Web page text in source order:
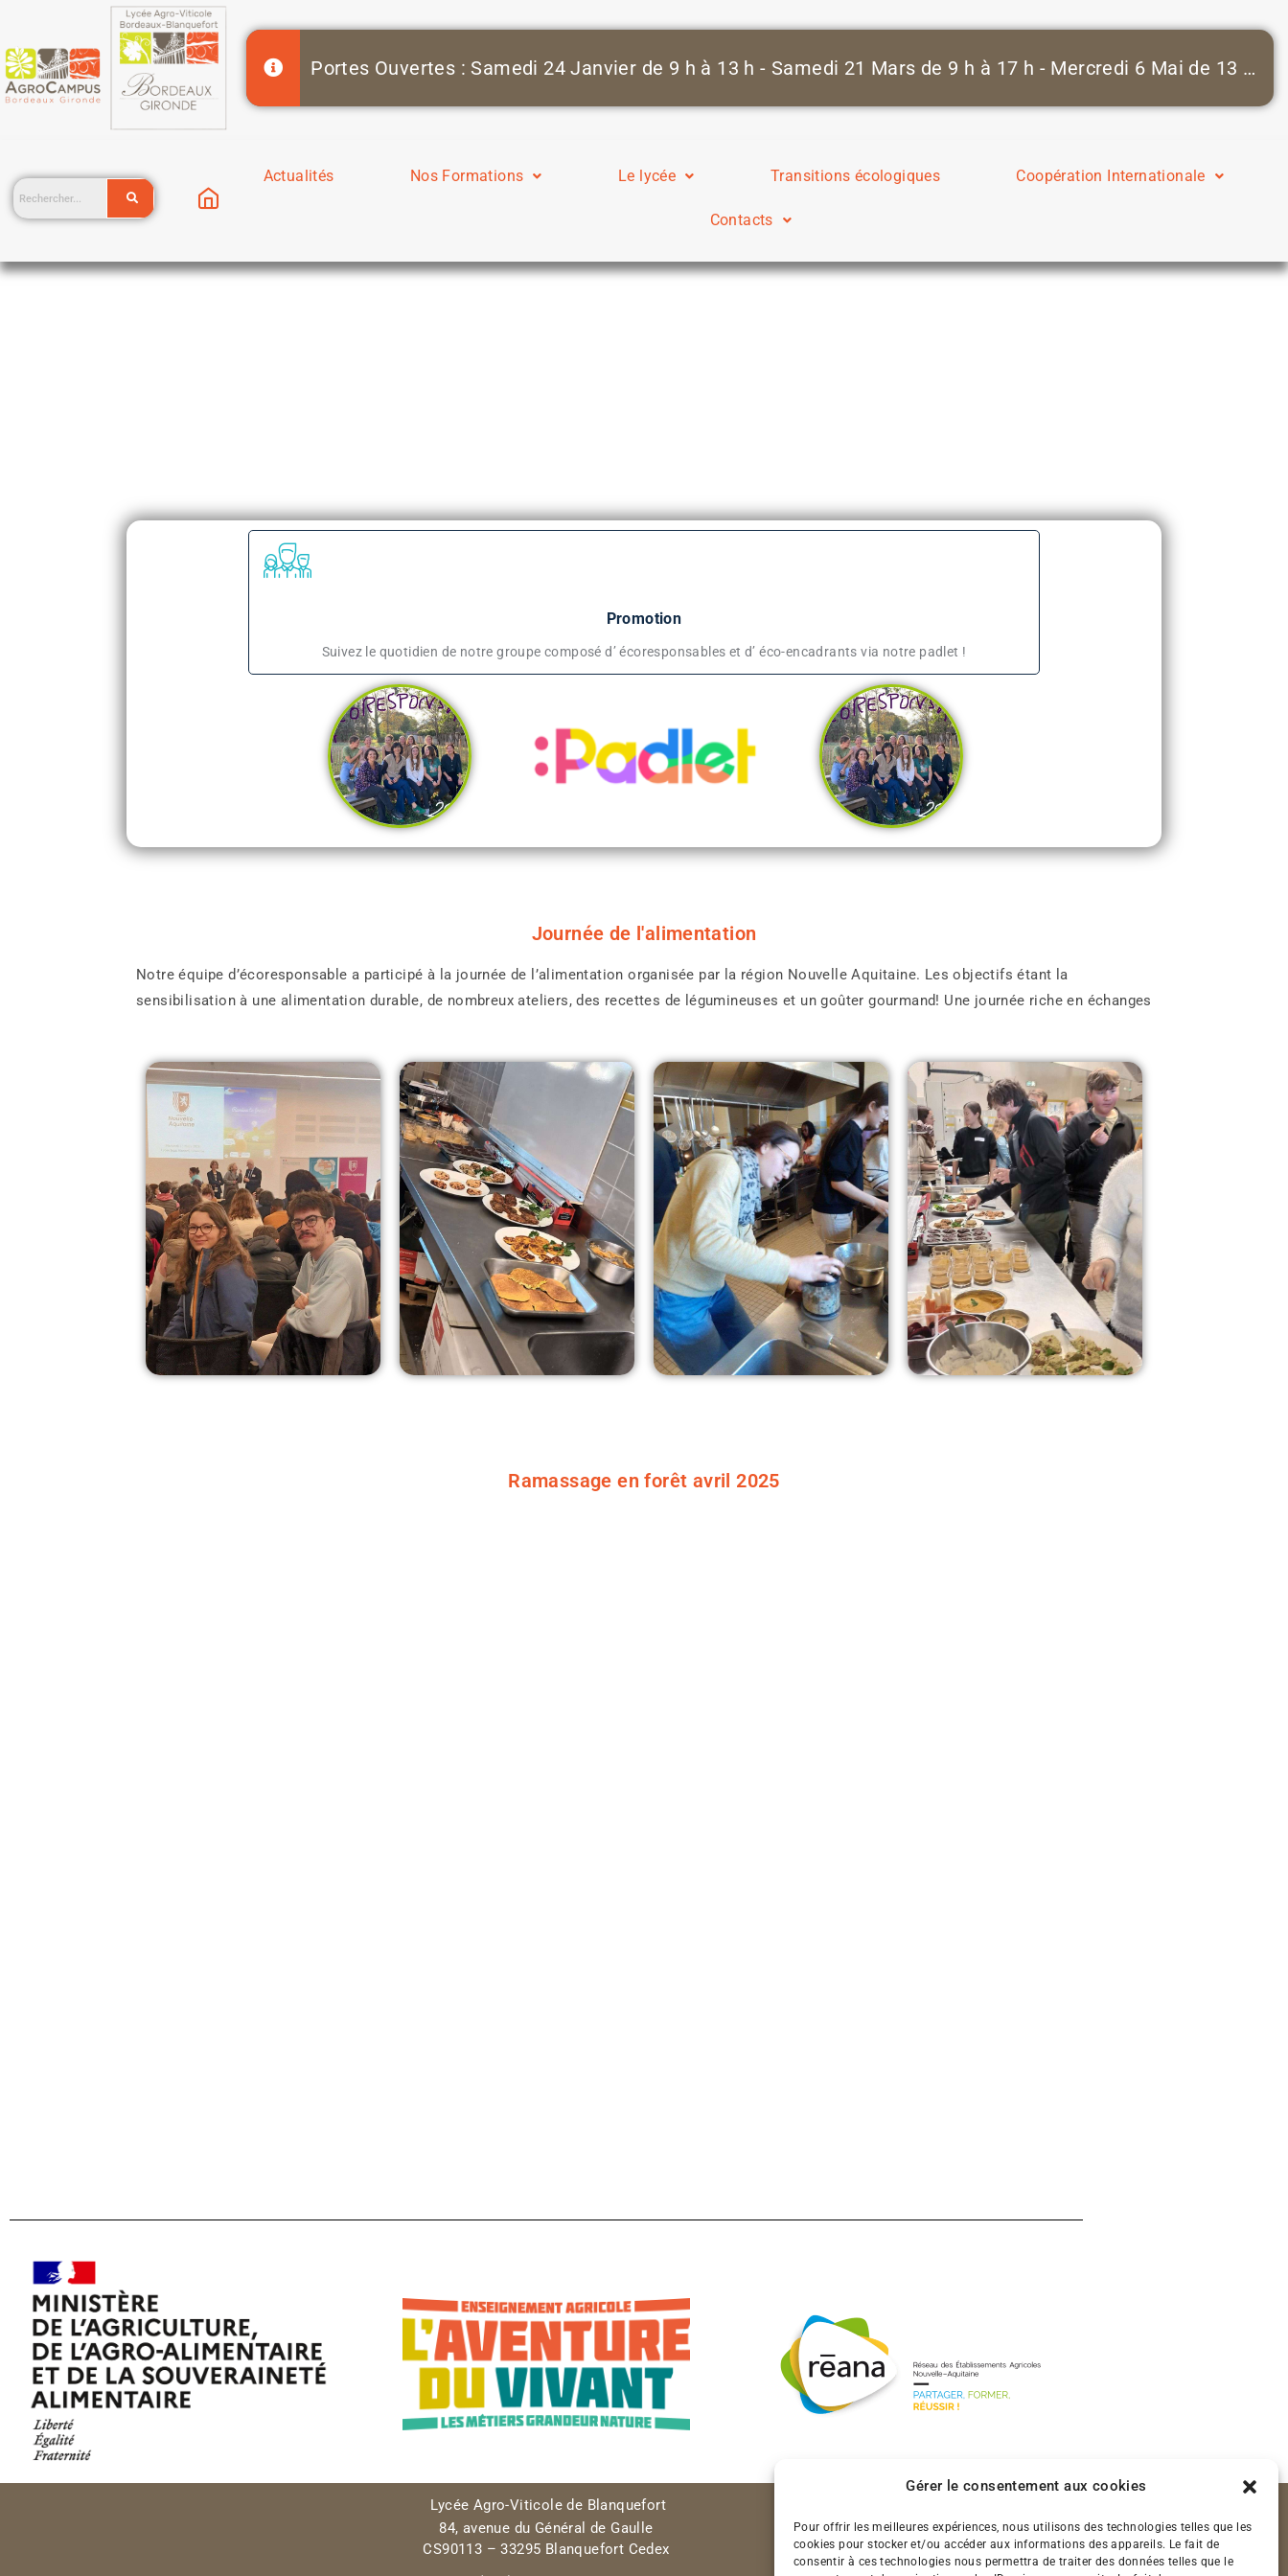
Gérer le consentement aux cookies
Pour offrir les meilleures expériences, nous utilisons des technologies telles que les
cookies pour stocker et/ou accéder aux informations des appareils. Le fait de
consentir à ces technologies nous permettra de traiter des données telles que le
Portes Ouvertes : Samedi 24 Janvier de 9 h à 13 h - Samedi 21 Mars de 9 h à 17 h - Mercredi 6 Mai de 13 h à 17 h
Actualités Nos Formations Le lycée Transitions écologiques Coopération Internationale
Contacts
Promotion
Suivez le quotidien de notre groupe composé d’ écoresponsables et d’ éco-encadrants via notre padlet !
Journée de l'alimentation
Notre équipe d’écoresponsable a participé à la journée de l’alimentation organisée par la région Nouvelle Aquitaine. Les objectifs étant la
sensibilisation à une alimentation durable, de nombreux ateliers, des recettes de légumineuses et un goûter gourmand! Une journée riche en échanges
Ramassage en forêt avril 2025
Lycée Agro-Viticole de Blanquefort
84, avenue du Général de Gaulle
CS90113 – 33295 Blanquefort Cedex